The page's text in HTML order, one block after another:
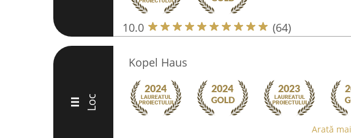
10.0 (64)
III Loc
Kopel Haus
Arată